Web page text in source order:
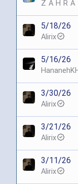
Z A H R A
5/18/26
Alirix
5/16/26
3/30/26
Alirix
3/21/26
Alirix
3/11/26
Alirix